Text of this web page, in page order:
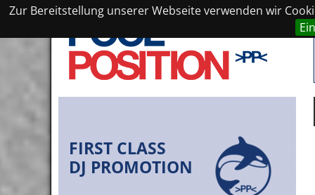
Zur Bereitstellung unserer Webseite verwenden wir
FIRST CLASS
DJ PROMOTION